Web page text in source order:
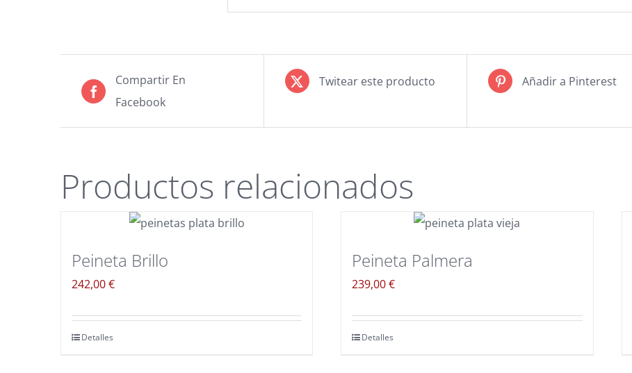
Compartir En
Facebook
Twitear este producto Añadir a Pinterest
Productos relacionados
Peineta Brillo
242,00€
Detalles
Peineta Palmera
239,00€
Detalles